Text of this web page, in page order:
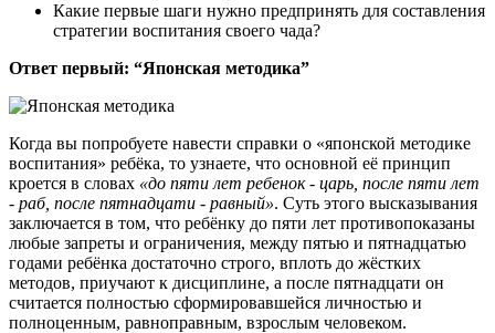
Какие первые шаги нужно предпринять для составления
стратегии воспитания своего чада?
Ответ первый: “Японская методика”
Когда вы попробуете навести справки о «японской методике
воспитания» ребёка, то узнаете, что основной её принцип
кроется в словах «до пяти лет ребенок - царь, после пяти лет
- раб, после пятнадцати - равный». Суть этого высказывания
заключается в том, что ребёнку до пяти лет противопоказаны
любые запреты и ограничения, между пятью и пятнадцатью
годами ребёнка достаточно строго, вплоть до жёстких
методов, приучают к дисциплине, а после пятнадцати он
считается полностью сформировавшейся личностью и
полноценным, равноправным, взрослым человеком.